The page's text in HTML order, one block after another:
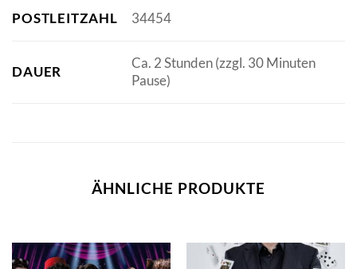
POSTLEITZAHL 34454
DAUER
Ca. 2 Stunden (zzgl. 30 Minuten
Pause)
ÄHNLICHE PRODUKTE